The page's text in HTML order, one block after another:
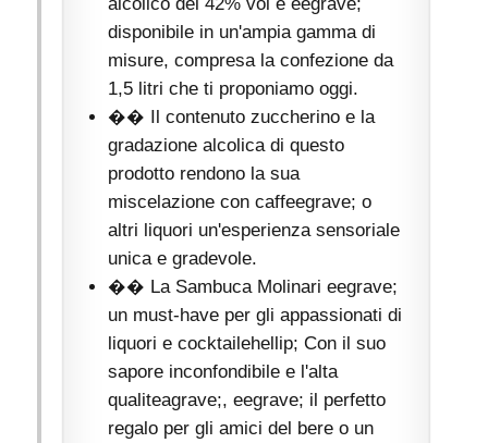
disponibile in un'ampia gamma di
misure, compresa la confezione da
1,5 litri che ti proponiamo oggi.
�� Il contenuto zuccherino e la
gradazione alcolica di questo
prodotto rendono la sua
miscelazione con caffeegrave; o
altri liquori un'esperienza sensoriale
unica e gradevole.
�� La Sambuca Molinari eegrave;
un must-have per gli appassionati di
liquori e cocktailehellip; Con il suo
sapore inconfondibile e l'alta
qualiteagrave;, eegrave; il perfetto
regalo per gli amici del bere o un